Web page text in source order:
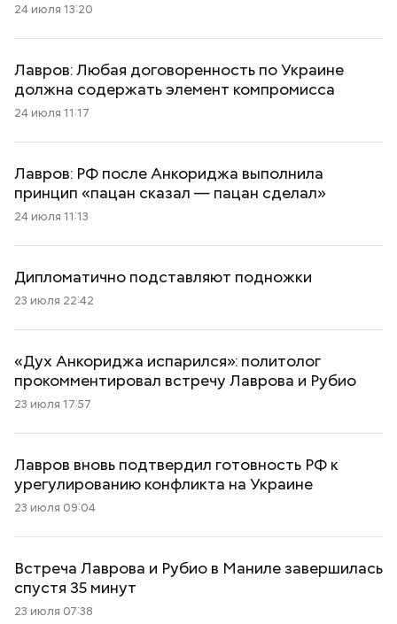
24 июля 13:20
Лавров: Любая договоренность по Украине
должна содержать элемент компромисса
24 июля 11:17
Лавров: РФ после Анкориджа выполнила
принцип «пацан сказал — пацан сделал»
24 июля 11:13
Дипломатично подставляют подножки
23 июля 22:42
«Дух Анкориджа испарился»: политолог
прокомментировал встречу Лаврова и Рубио
23 июля 17:57
Лавров вновь подтвердил готовность РФ к
урегулированию конфликта на Украине
23 июля 09:04
Встреча Лаврова и Рубио в Маниле завершилась
спустя 35 минут
23 июля 07:38